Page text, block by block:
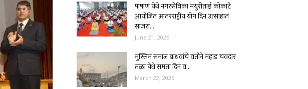
पाषाण येथे नगरसेविका मयुरीताई कोकाटे
आयोजित आंतरराष्ट्रीय योग दिन उत्साहात
साजरा...
June 21, 2026
मुस्लिम समाज बांधवांचे वतीने महाड चवदार
तळा येथे समता दिन व...
March 22, 2025